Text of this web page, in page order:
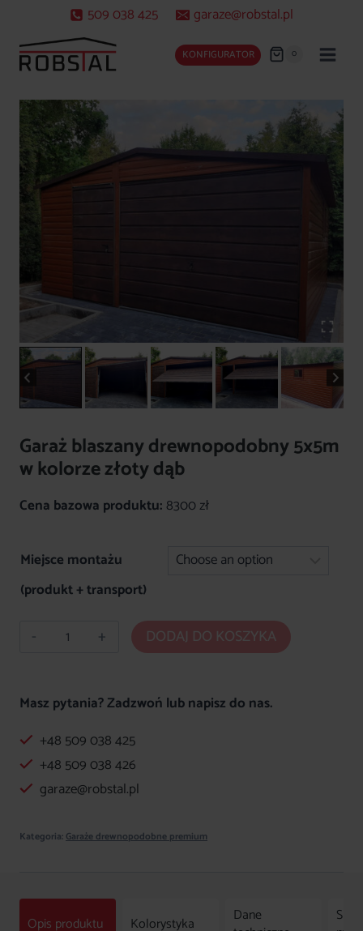
treści
509 038 425 garaze@robstal.pl
KONFIGURATOR 0
Garaż blaszany drewnopodobny 5x5m
w kolorze złoty dąb
Cena bazowa produktu: 8300 zł
Miejsce montażu
(produkt + transport)
ilość
drewnopodobny
w
kolorze
złoty
DODAJ DO KOSZYKA
Masz pytania? Zadzwoń lub napisz do nas.
+48 509 038 425
+48 509 038 426
garaze@robstal.pl
Kategoria:Garaże drewnopodobne premium
Opis produktu Kolorystyka
Dane